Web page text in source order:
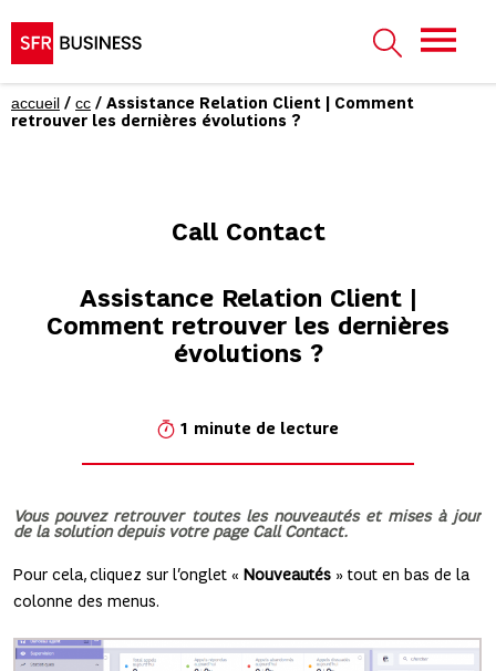
accueil / cc / Assistance Relation Client | Comment
retrouver les dernières évolutions ?
Call Contact
Assistance Relation Client |
Comment retrouver les dernières
évolutions ?
1 minute de lecture
Vous pouvez retrouver toutes les nouveautés et mises à jour
de la solution depuis votre page Call Contact.
Pour cela, cliquez sur l’onglet «Nouveautés » tout en bas de la
colonne des menus.